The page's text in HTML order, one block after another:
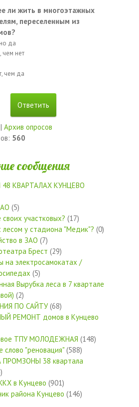
ли жить в многоэтажных
переселенным из
да
чем нет
чем да
| Архив опросов
560
сообщения
48 КВАРТАЛАХ КУНЦЕВО
(5)
участковых? (17)
лесом у стадиона "Медик"? (0)
в ЗАО (7)
Брест (29)
на электросамокатах /
(5)
Вырубка леса в 7 квартале
(2)
ПО САЙТУ(68)
РЕМОНТ домов в Кунцево
ТПУ МОЛОДЕЖНАЯ (148)
слово "реновация"(588)
38 квартала
в Кунцево (901)
района Кунцево (146)